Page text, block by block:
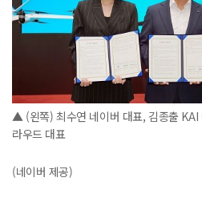
▲ (왼쪽) 최수연 네이버 대표, 김종출 KAI
라우드 대표
(네이버 제공)